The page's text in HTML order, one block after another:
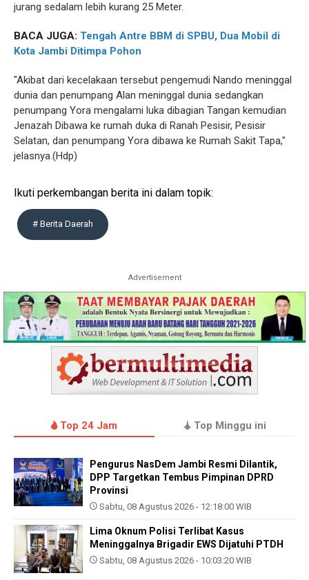
jurang sedalam lebih kurang 25 Meter.
BACA JUGA: Tengah Antre BBM di SPBU, Dua Mobil di
Kota Jambi Ditimpa Pohon
"Akibat dari kecelakaan tersebut pengemudi Nando meninggal
dunia dan penumpang Alan meninggal dunia sedangkan
penumpang Yora mengalami luka dibagian Tangan kemudian
Jenazah Dibawa ke rumah duka di Ranah Pesisir, Pesisir
Selatan, dan penumpang Yora dibawa ke Rumah Sakit Tapa,"
jelasnya.(Hdp)
Ikuti perkembangan berita ini dalam topik:
# Berita Daerah
Advertisement
Top 24 Jam Top Minggu ini
Pengurus NasDem Jambi Resmi Dilantik,
DPP Targetkan Tembus Pimpinan DPRD
Provinsi
Sabtu, 08 Agustus 2026 - 12:18:00 WIB
Lima Oknum Polisi Terlibat Kasus
Meninggalnya Brigadir EWS Dijatuhi PTDH
Sabtu, 08 Agustus 2026 - 10:03:20 WIB